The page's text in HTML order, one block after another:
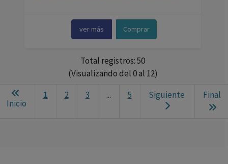
ver más Comprar
Total registros: 50
(Visualizando del 0 al 12)
Inicio
1 2 3 ... 5 Siguiente
Final